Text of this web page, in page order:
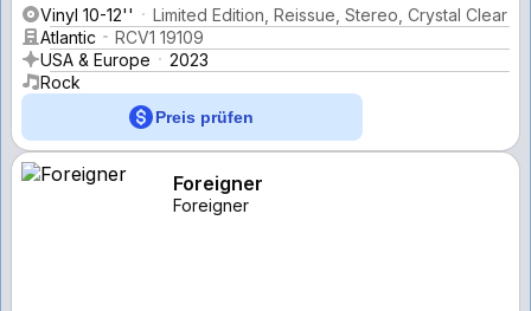
Vinyl 10-12''
Limited Edition, Reissue, Stereo, Crystal Clear
Atlantic
RCV1 19109
USA & Europe
2023
Rock
Preis prüfen
Foreigner
Foreigner